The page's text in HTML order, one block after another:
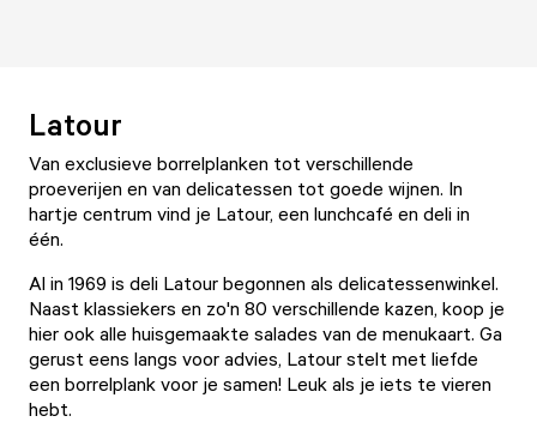
Latour
Van exclusieve borrelplanken tot verschillende
proeverijen en van delicatessen tot goede wijnen. In
hartje centrum vind je Latour, een lunchcafé en deli in
één.
Al in 1969 is deli Latour begonnen als delicatessenwinkel.
Naast klassiekers en zo'n 80 verschillende kazen, koop je
hier ook alle huisgemaakte salades van de menukaart. Ga
gerust eens langs voor advies, Latour stelt met liefde
een borrelplank voor je samen! Leuk als je iets te vieren
hebt.